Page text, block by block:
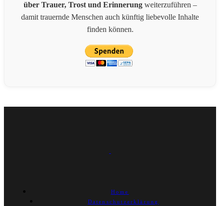
über Trauer, Trost und Erinnerungweiterzuführen –
damit trauernde Menschen auch künftig liebevolle Inhalte
finden können.
Home
Datenschutzerklärung